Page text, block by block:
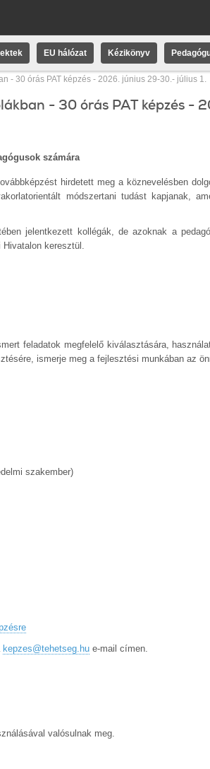
EU hálózat Kézikönyv
- 30 órás PAT képzés - 2026. június 29-30.- július 1.
- 30 órás PAT képzés -
számára
hirdetett meg a köznevelésben
módszertani tudást kapjanak,
jelentkezett kollégák, de azoknak a
keresztül.
feladatok megfelelő kiválasztására,
ismerje meg a fejlesztési munkában az
szakember)
kepzes@tehetseg.hu e-mail címen.
valósulnak meg.